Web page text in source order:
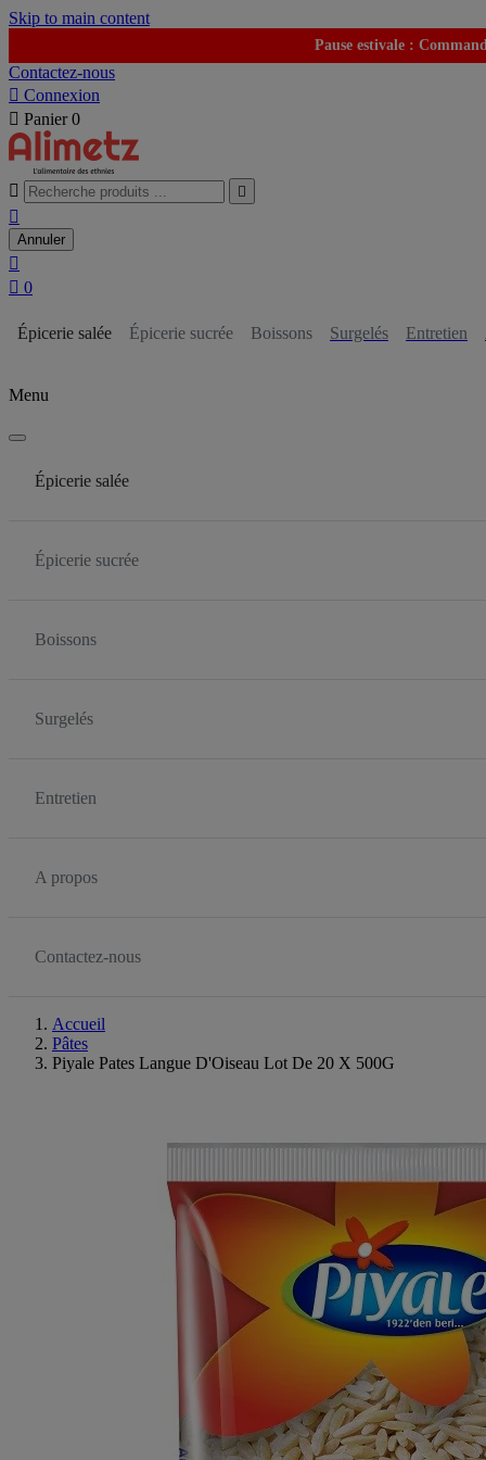
Skip to main content
Pause estivale :
Contactez-nous
 Connexion
 Panier 0
 

Annuler

 0
Épicerie salée Épicerie sucrée Boissons Surgelés Entretien
Menu
Épicerie salée
Épicerie sucrée
Boissons
Surgelés
Entretien
A propos
Contactez-nous
Accueil
Pâtes
Piyale Pates Langue D'Oiseau Lot De 20 X 500G